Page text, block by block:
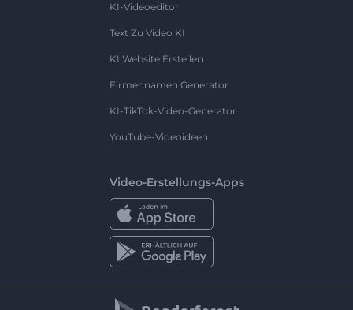
KI-Videoeditor
Text Zu Video KI
KI Website Erstellen
Firmennamen Generator
KI-TikTok-Video-Generator
YouTube-Videoideen
Video-Erstellungs-Apps